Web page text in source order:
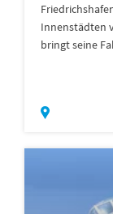
Innenstädten
bringt seine